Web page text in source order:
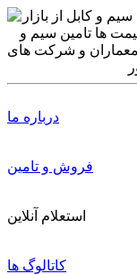
درباره ما
فروش و تامین
استعلام آنلاین
کاتالوگ ها